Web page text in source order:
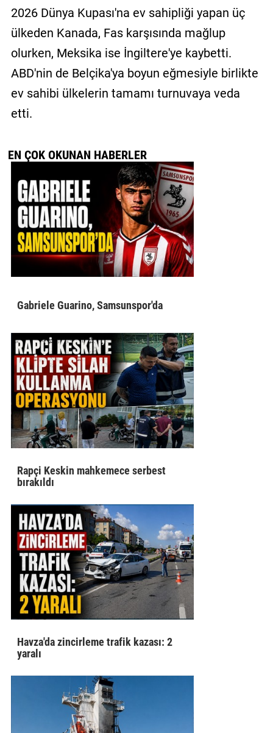
2026 Dünya Kupası'na ev sahipliği yapan üç
ülkeden Kanada, Fas karşısında mağlup
olurken, Meksika ise İngiltere'ye kaybetti.
ABD'nin de Belçika'ya boyun eğmesiyle birlikte
ev sahibi ülkelerin tamamı turnuvaya veda
etti.
EN ÇOK OKUNAN HABERLER
Gabriele Guarino, Samsunspor'da
Rapçi Keskin mahkemece serbest
bırakıldı
Havza'da zincirleme trafik kazası: 2
yaralı